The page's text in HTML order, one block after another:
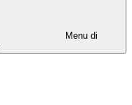
Menu di